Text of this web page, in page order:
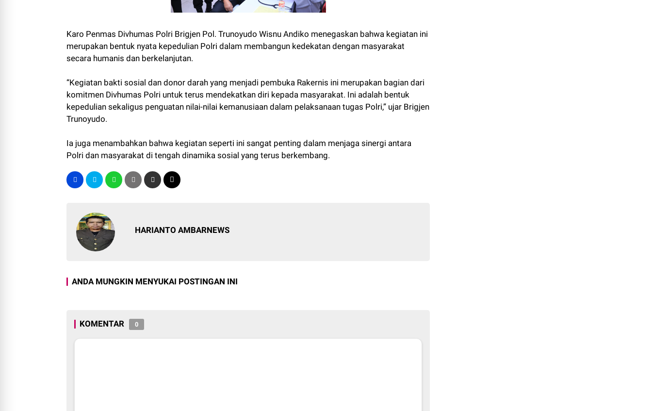
Karo Penmas Divhumas Polri Brigjen Pol. Trunoyudo Wisnu Andiko menegaskan bahwa kegiatan ini
merupakan bentuk nyata kepedulian Polri dalam membangun kedekatan dengan masyarakat
secara humanis dan berkelanjutan.
“Kegiatan bakti sosial dan donor darah yang menjadi pembuka Rakernis ini merupakan bagian dari
komitmen Divhumas Polri untuk terus mendekatkan diri kepada masyarakat. Ini adalah bentuk
kepedulian sekaligus penguatan nilai-nilai kemanusiaan dalam pelaksanaan tugas Polri,” ujar Brigjen
Trunoyudo.
Ia juga menambahkan bahwa kegiatan seperti ini sangat penting dalam menjaga sinergi antara
Polri dan masyarakat di tengah dinamika sosial yang terus berkembang.
HARIANTO AMBARNEWS
ANDA MUNGKIN MENYUKAI POSTINGAN INI
KOMENTAR 0